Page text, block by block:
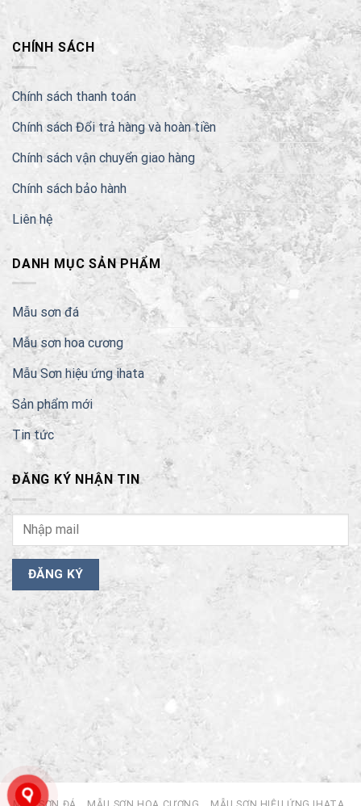
CHÍNH SÁCH
Chính sách thanh toán
Chính sách Đổi trả hàng và hoàn tiền
Chính sách vận chuyển giao hàng
Chính sách bảo hành
Liên hệ
DANH MỤC SẢN PHẨM
Mẫu sơn đá
Mẫu sơn hoa cương
Mẫu Sơn hiệu ứng ihata
Sản phẩm mới
Tin tức
ĐĂNG KÝ NHẬN TIN